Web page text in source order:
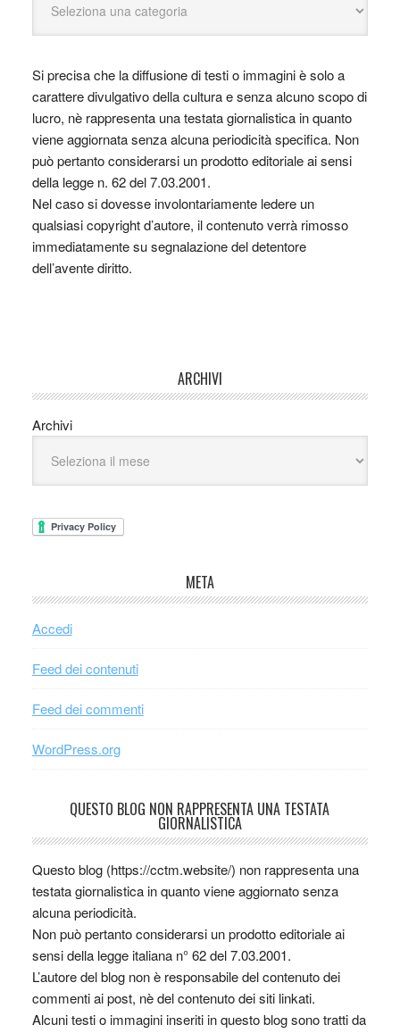
Si precisa che la diffusione di testi o immagini è solo a
carattere divulgativo della cultura e senza alcuno scopo di
lucro, nè rappresenta una testata giornalistica in quanto
viene aggiornata senza alcuna periodicità specifica. Non
può pertanto considerarsi un prodotto editoriale ai sensi
della legge n. 62 del 7.03.2001.
Nel caso si dovesse involontariamente ledere un
qualsiasi copyright d’autore, il contenuto verrà rimosso
immediatamente su segnalazione del detentore
dell’avente diritto.
ARCHIVI
Archivi
META
Accedi
Feed dei contenuti
Feed dei commenti
WordPress.org
QUESTO BLOG NON RAPPRESENTA UNA TESTATA
GIORNALISTICA
Questo blog (https://cctm.website/) non rappresenta una
testata giornalistica in quanto viene aggiornato senza
alcuna periodicità.
Non può pertanto considerarsi un prodotto editoriale ai
sensi della legge italiana n° 62 del 7.03.2001.
L’autore del blog non è responsabile del contenuto dei
commenti ai post, nè del contenuto dei siti linkati.
Alcuni testi o immagini inseriti in questo blog sono tratti da